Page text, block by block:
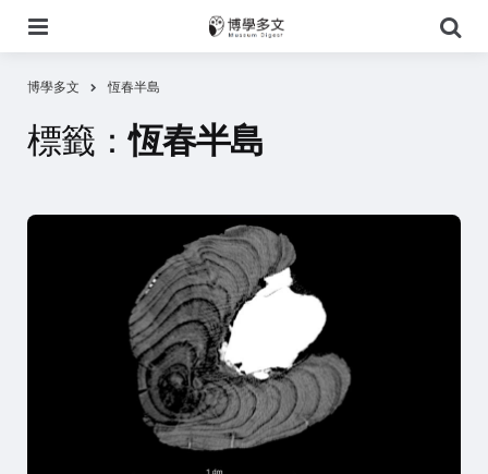
尋
博學多文 恆春半島
標籤：恆春半島